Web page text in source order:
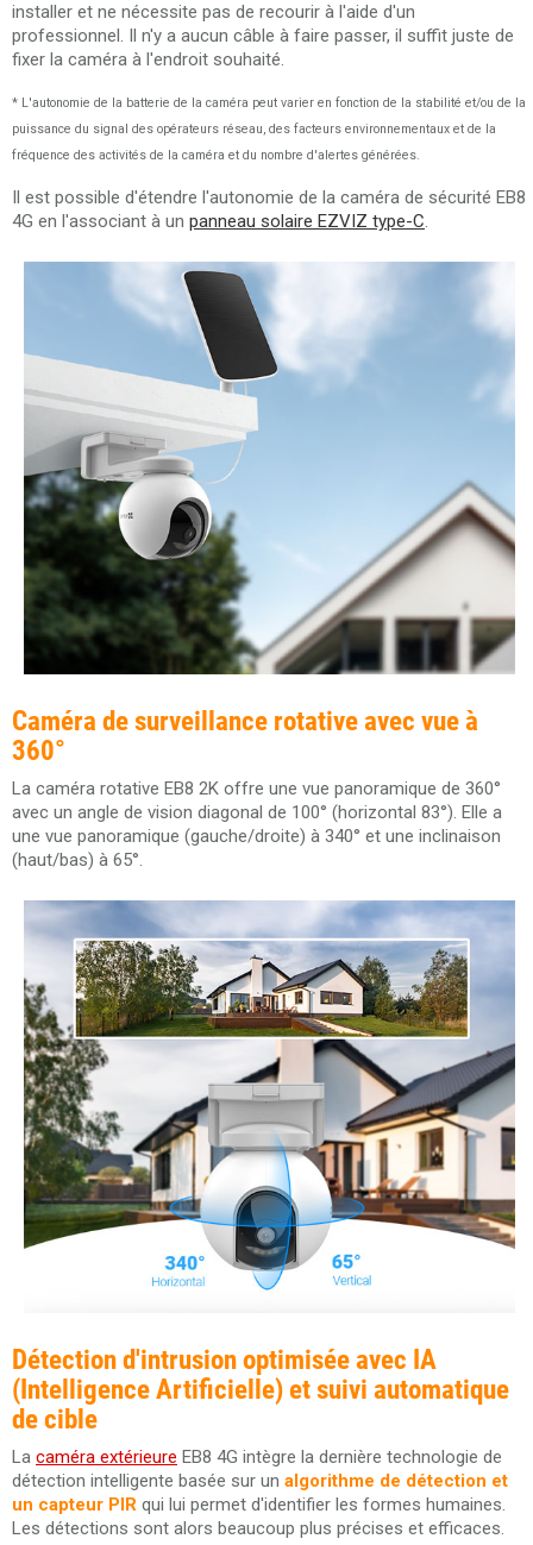
installer et ne nécessite pas de recourir à l'aide d'un
professionnel. Il n'y a aucun câble à faire passer, il suffit juste de
fixer la caméra à l'endroit souhaité.
* L'autonomie de la batterie de la caméra peut varier en fonction de la stabilité et/ou de la
puissance du signal des opérateurs réseau, des facteurs environnementaux et de la
fréquence des activités de la caméra et du nombre d'alertes générées.
Il est possible d'étendre l'autonomie de la caméra de sécurité EB8
4G en l'associant à un panneau solaire EZVIZ type-C.
Caméra de surveillance rotative avec vue à
360°
La caméra rotative EB8 2K offre une vue panoramique de 360°
avec un angle de vision diagonal de 100° (horizontal 83°). Elle a
une vue panoramique (gauche/droite) à 340° et une inclinaison
(haut/bas) à 65°.
Détection d'intrusion optimisée avec IA
(Intelligence Artificielle) et suivi automatique
de cible
La caméra extérieure EB8 4G intègre la dernière technologie de
détection intelligente basée sur un algorithme de détection et
un capteur PIR qui lui permet d'identifier les formes humaines.
Les détections sont alors beaucoup plus précises et efficaces.